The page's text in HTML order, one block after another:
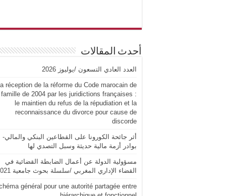
أحدث المقالات
العدد العادي التسعون /يوليوز 2026
La réception de la réforme du Code marocain de
famille de 2004 par les juridictions françaises :
le maintien du refus de la répudiation et la
reconnaissance du divorce pour cause de
discorde
أثر جائحة الكورونا على القطاعين البنكي والمالي-
بوادر أزمة مالية حديثة وسبل التصدي لها
مسؤولية الدولة عن أعمال الضابطة القضائية في
القضاء الإداري المغربي /سلسلة بحوث جامعية 2021
général pour une autorité partagée entre